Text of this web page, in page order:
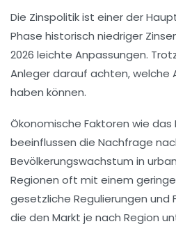
Die Zinspolitik ist einer der
Phase historisch niedriger
2026 leichte Anpassungen.
Anleger darauf achten, welche
haben können.
Ökonomische Faktoren wie
beeinflussen die Nachfrage
Bevölkerungswachstum in
Regionen oft mit einem
gesetzliche Regulierungen
die den Markt je nach Region